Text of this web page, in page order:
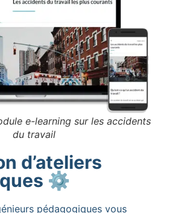
e-learning sur les accidents
du travail
d’ateliers
⚙️
pédagogiques vous